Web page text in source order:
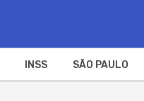
INSS SÃO PAULO